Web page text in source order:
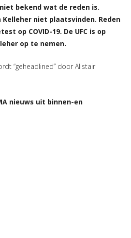
bekend wat de reden is.
niet plaatsvinden. Reden
op COVID-19. De UFC is op
op te nemen.
“geheadlined” door Alistair
nieuws uit binnen-en